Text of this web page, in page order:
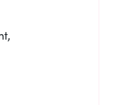
l’yvette